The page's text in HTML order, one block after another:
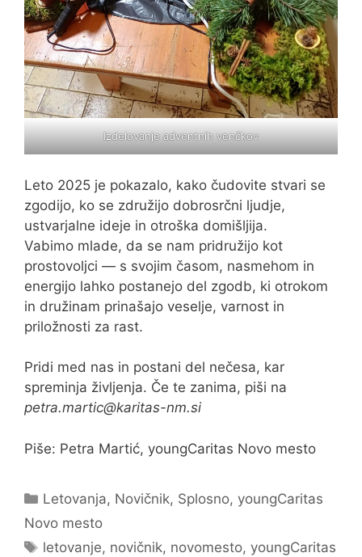
Izdelovanje adventnih venčkov
Leto 2025 je pokazalo, kako čudovite stvari se
zgodijo, ko se združijo dobrosrčni ljudje,
ustvarjalne ideje in otroška domišljija.
Vabimo mlade, da se nam pridružijo kot
prostovoljci — s svojim časom, nasmehom in
energijo lahko postanejo del zgodb, ki otrokom
in družinam prinašajo veselje, varnost in
priložnosti za rast.
Pridi med nas in postani del nečesa, kar
spreminja življenja. Če te zanima, piši na
petra.martic@karitas-nm.si
Piše: Petra Martić, youngCaritas Novo mesto
Categories
Letovanja, Novičnik, Splosno, youngCaritas
Novo mesto
Tags
letovanje, novičnik, novomesto, youngCaritas